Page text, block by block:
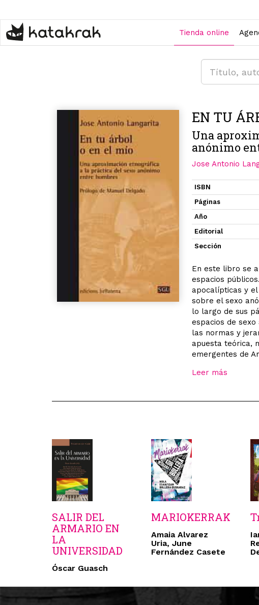
contenido
principal
Tienda online
EN TU
Una
anónimo
Jose Antonio
ISBN
Páginas
Año
Editorial
Sección
En este libro se
espacios
apocalípticas y
sobre el sexo
lo largo de sus
espacios de sexo
las normas y
apuesta teórica,
emergentes de
Leer más
SALIR DEL
ARMARIO EN
LA
UNIVERSIDAD
Óscar Guasch
MARIOKERRAK
Amaia Alvarez
Uria, June
Fernández Casete